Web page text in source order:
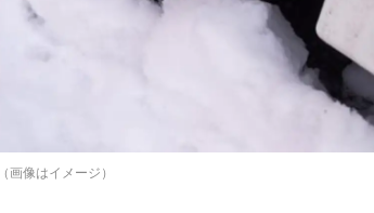
画像はイメージ）